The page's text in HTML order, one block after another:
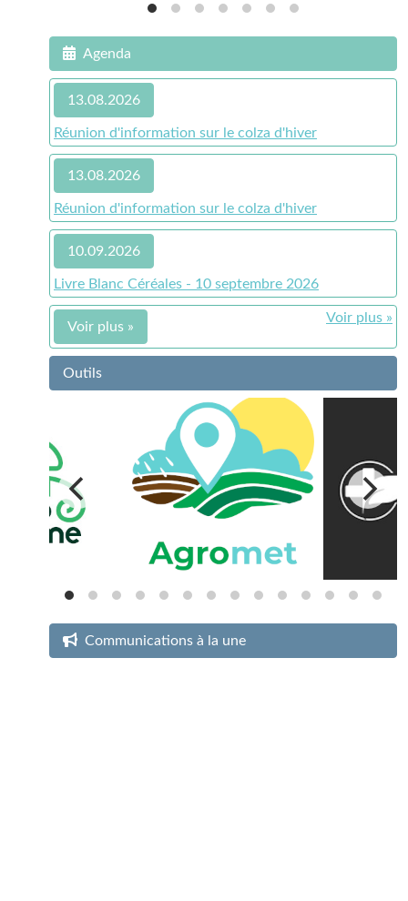
Agenda
13.08.2026
Réunion d'information sur le colza d'hiver
13.08.2026
Réunion d'information sur le colza d'hiver
10.09.2026
Livre Blanc Céréales - 10 septembre 2026
Voir plus »
Voir plus »
Outils
Communications à la une